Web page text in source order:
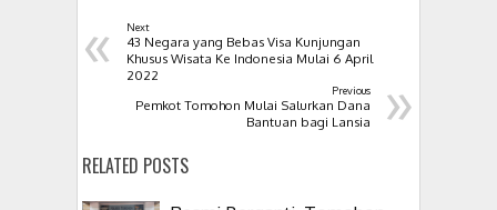
« Next
43 Negara yang Bebas Visa Kunjungan
Khusus Wisata Ke Indonesia Mulai 6 April
2022
»
Previous
Pemkot Tomohon Mulai Salurkan Dana
Bantuan bagi Lansia
RELATED POSTS